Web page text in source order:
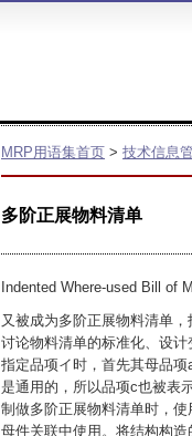
MRP用语集首页 > 技术信息
多阶正展物料清单
Indented Where-used Bill of
又被成为多阶正展物料清单
讨论物料清单的标准化、设
指定品项イ时，首先其母品
是通用的，所以品项c也被表示
制做多阶正展物料清单时，
母件关联中使用。将结构构